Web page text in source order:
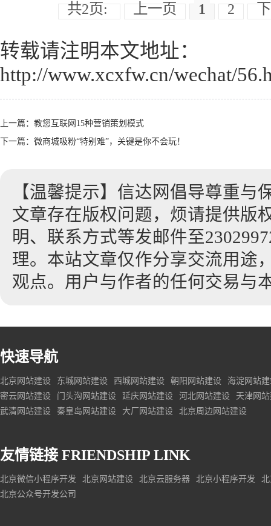
共2页: 上一页 1 2
转载请注明本文地址：
http://www.xcxfw.cn/wechat/
上一篇： 教您互联网15种营销策划模式
下一篇： 微商城吸粉“特别难”，关键是你不会玩！
【温馨提示】信达网倡导尊重与
文章存在版权问题，烦请提供版
明、联系方式等发邮件至
理。本站文章仅作分享交流用途
观点。用户与作者的任何交易与
快速导航
北京网站建设 东城网站建设 西城网站建设 朝阳网站建设
海淀网站
密云网站建设
门头沟网站建设 延庆网站建设 河北网站建设
天津网
武清网站建设
秦皇岛网站建设 大厂网站建设 北京周边网站建设
友情链接 FRIENDSHIP LINK
北京微信小程序开发 北京网站建设 北京云服务器 北京小程序开发
北京公众号开发公司